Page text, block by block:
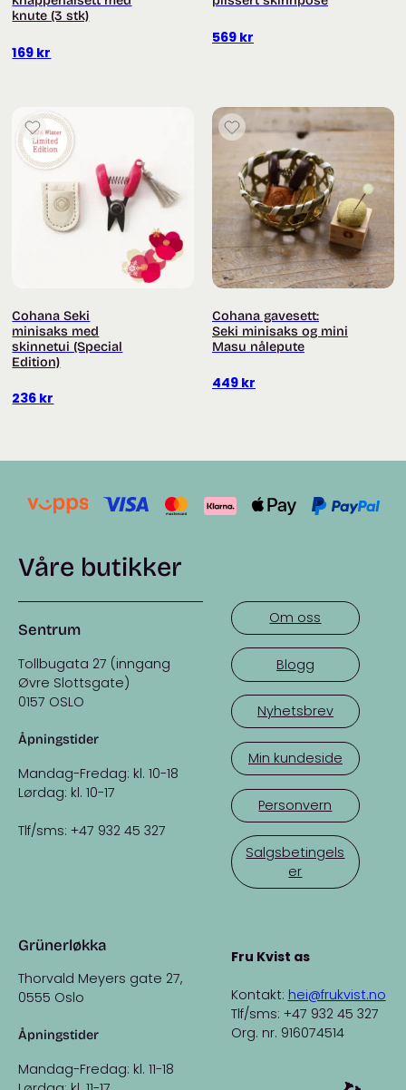
knute (3 stk)
169 kr
569 kr
Cohana Seki
minisaks med
skinnetui (Special
Edition)
236 kr
Cohana gavesett:
Seki minisaks og mini
Masu nålepute
449 kr
Våre butikker
Sentrum
Tollbugata 27 (inngang
Øvre Slottsgate)
0157 OSLO
Åpningstider
Mandag-Fredag: kl. 10-18
Lørdag: kl. 10-17
Tlf/sms: +47 932 45 327
Grünerløkka
Thorvald Meyers gate 27,
0555 Oslo
Åpningstider
Mandag-Fredag: kl. 11-18
Om oss
Blogg
Nyhetsbrev
Min kundeside
Personvern
Salgsbetingels
er
Fru Kvist as
Kontakt: hei@frukvist.no
Tlf/sms: +47 932 45 327
Org. nr. 916074514